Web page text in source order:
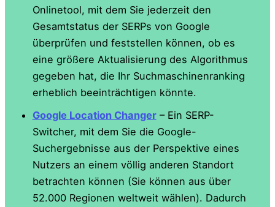
Onlinetool, mit dem Sie jederzeit den
Gesamtstatus der SERPs von Google
überprüfen und feststellen können, ob es
eine größere Aktualisierung des Algorithmus
gegeben hat, die Ihr Suchmaschinenranking
erheblich beeinträchtigen könnte.
Google Location Changer– Ein SERP-
Switcher, mit dem Sie die Google-
Suchergebnisse aus der Perspektive eines
Nutzers an einem völlig anderen Standort
betrachten können (Sie können aus über
52.000 Regionen weltweit wählen). Dadurch